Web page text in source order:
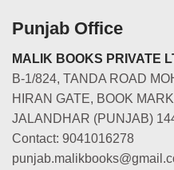
Punjab Office
MALIK BOOKS PRIVATE
B-1/824, TANDA ROAD
HIRAN GATE, BOOK
JALANDHAR (PUNJAB)
Contact: 9041016278